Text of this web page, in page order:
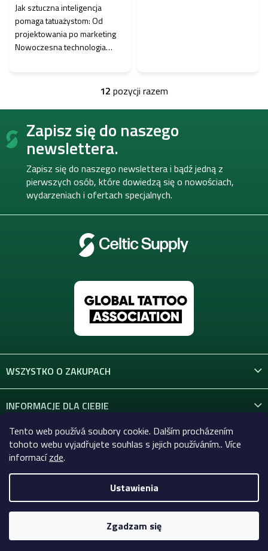
Tento web používá soubory cookie. Dalším procházením
tohoto webu vyjadřujete souhlas s jejich používáním.. Více
informacízde.
Ustawienia
Zgadzam się
Jak sztuczna inteligencja
pomaga tatuażystom: Od
projektowania po marketing
Nowoczesna technologia
K
o
t
r
l
k
i
l
s
y
12 pozycji razem
S
Zapisz się do naszego
newslettera.
Zapisz się do naszego newslettera i bądź jedną z
pierwszych osób, które dowiedzą się o nowościach,
wydarzeniach i ofertach specjalnych.
WSZYSTKO O ZAKUPACH
INFORMACJE DLA CIEBIE
KONTAKT
Copyright 2026Celtic-Supply.pl | Wszystko do tatuaży i
makijażu permanentnego. Wszystkie prawa zastrzeżone.